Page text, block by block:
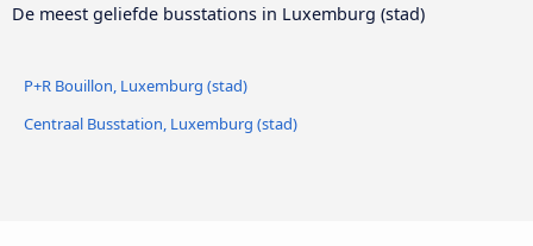
De meest geliefde busstations in Luxemburg (stad)
P+R Bouillon, Luxemburg (stad)
Centraal Busstation, Luxemburg (stad)